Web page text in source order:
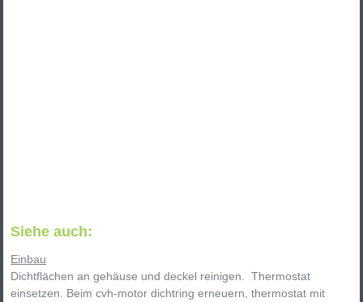
Siehe auch:
Einbau
Dichtflächen an gehäuse und deckel reinigen. Thermostat
einsetzen. Beim cvh-motor dichtring erneuern, thermostat mit